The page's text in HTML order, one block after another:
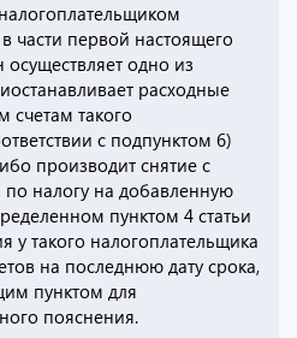
части первой настоящего
осуществляет одно из
расходные
счетам такого
с подпунктом 6)
производит снятие с
по налогу на добавленную
пунктом 4 статьи
у такого налогоплательщика
на последнюю дату срока,
пунктом для
пояснения.